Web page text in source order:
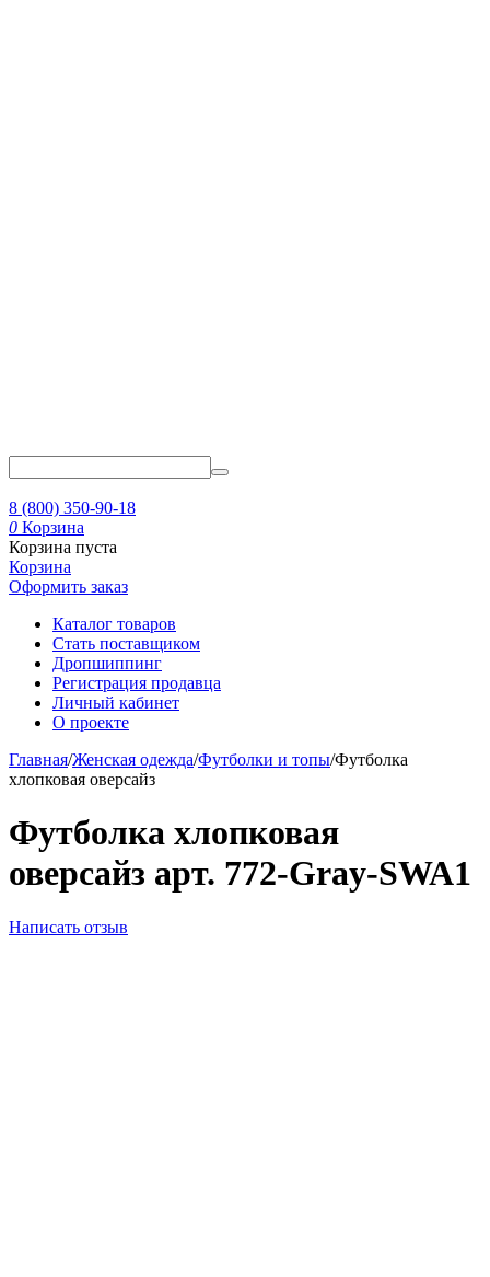
8 (800) 350-90-18
0 Корзина
Корзина пуста
Корзина
Оформить заказ
Каталог товаров
Стать поставщиком
Дропшиппинг
Регистрация продавца
Личный кабинет
О проекте
Главная/Женская одежда/Футболки и топы/Футболка
хлопковая оверсайз
Футболка хлопковая
оверсайз арт. 772-Gray-SWA1
Написать отзыв